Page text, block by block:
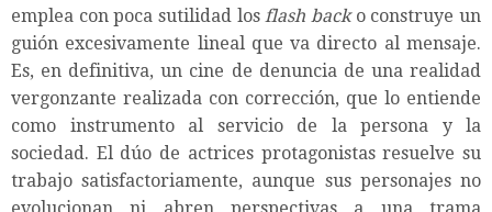
emplea con poca sutilidad losflash backo construye un
guión excesivamente lineal que va directo al mensaje.
Es, en definitiva, un cine de denuncia de una realidad
vergonzante realizada con corrección, que lo entiende
como instrumento al servicio de la persona y la
sociedad. El dúo de actrices protagonistas resuelve su
trabajo satisfactoriamente, aunque sus personajes no